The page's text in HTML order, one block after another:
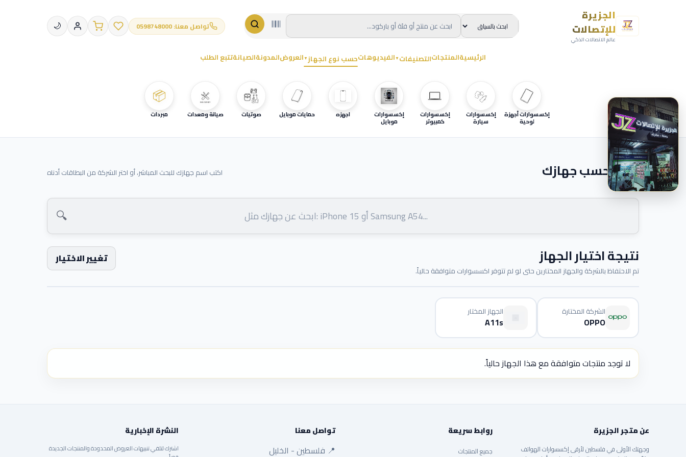
الجزيرة
للإتصالات
عالم الاتصالات الذكي
تواصل معنا: 0598748000 🌙
الرئيسيةالمنتجاتالتصنيفات ▼الفيديوهاتحسب نوع الجهاز ▼العروضالمدونةالصيانةتتبع الطلب
إكسسوارات أجهزة
لوحية
إكسسوارات
سيارة
إكسسوارات
كمبيوتر
إكسسوارات
موبايل
اجهزه حمايات موبايل صوتيات صيانة ومعدات
📦
مبردات
ابحث حسب جهازك اكتب اسم جهازك للبحث المباشر، أو اختر الشركة من البطاقات أدناه
🔍
نتيجة اختيار الجهاز
تم الاحتفاظ بالشركة والجهاز المختارين حتى لو لم تتوفر اكسسوارات متوافقة حالياً.
تغيير الاختيار
الشركة المختارة
OPPO
الجهاز المختار
A11s
لا توجد منتجات متوافقة مع هذا الجهاز حالياً.
عن متجر الجزيرة
وجهتك الأولى في فلسطين لأرقى إكسسوارات الهواتف
روابط سريعة
جميع المنتجات
تواصل معنا
📍 فلسطين - الخليل
النشرة الإخبارية
اشترك لتلقي تنبيهات العروض المحدودة والمنتجات الجديدة